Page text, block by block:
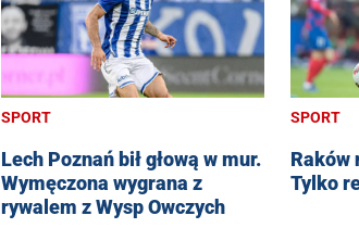
SPORT
Lech Poznań bił głową w mur.
Wymęczona wygrana z
rywalem z Wysp Owczych
SPORT
Raków
Tylko